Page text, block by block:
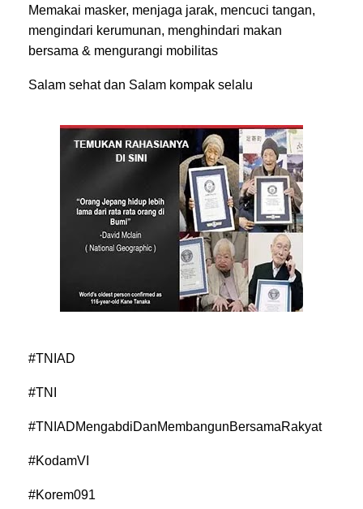
Memakai masker, menjaga jarak, mencuci tangan,
mengindari kerumunan, menghindari makan
bersama & mengurangi mobilitas
Salam sehat dan Salam kompak selalu
#TNIAD
#TNI
#TNIADMengabdiDanMembangunBersamaRakyat
#KodamVI
#Korem091